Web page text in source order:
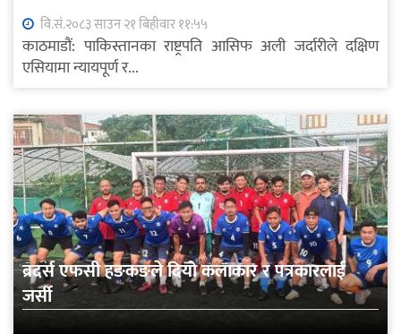
वि.सं.२०८३ साउन २१ बिहीवार ११:५५
काठमाडौं: पाकिस्तानका राष्ट्रपति आसिफ अली जर्दारीले दक्षिण
एसियामा न्यायपूर्ण र...
ब्रदर्स एफसी हङकङले दियो कलाकार र पत्रकारलाई
जर्सी